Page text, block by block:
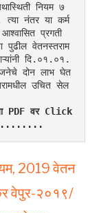
नियम ७
त्या नंतर या कर्म
प्रगती
वेतनस्तराम
दि.०१.०१.
दोन लाभ घेत
उचित सेल
PDF वर Click
2019 वेतन
क्र वेपुर-२०१९/